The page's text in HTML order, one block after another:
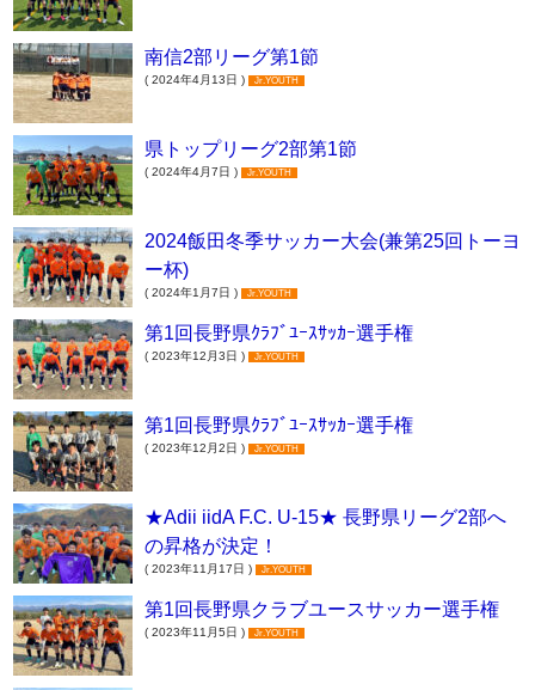
南信2部リーグ第1節
( 2024年4月13日 ) Jr.YOUTH
県トップリーグ2部第1節
( 2024年4月7日 ) Jr.YOUTH
2024飯田冬季サッカー大会(兼第25回トーヨ
ー杯)
( 2024年1月7日 ) Jr.YOUTH
第1回長野県ｸﾗﾌﾞﾕｰｽｻｯｶｰ選手権
( 2023年12月3日 ) Jr.YOUTH
第1回長野県ｸﾗﾌﾞﾕｰｽｻｯｶｰ選手権
( 2023年12月2日 ) Jr.YOUTH
★Adii iidA F.C. U-15★ 長野県リーグ2部へ
の昇格が決定！
( 2023年11月17日 ) Jr.YOUTH
第1回長野県クラブユースサッカー選手権
( 2023年11月5日 ) Jr.YOUTH